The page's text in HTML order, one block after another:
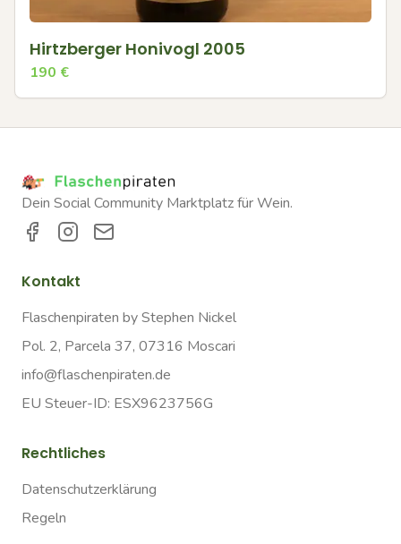
Hirtzberger Honivogl 2005
190 €
Dein Social Community Marktplatz für Wein.
Kontakt
Flaschenpiraten by Stephen Nickel
Pol. 2, Parcela 37, 07316 Moscari
info@flaschenpiraten.de
EU Steuer-ID: ESX9623756G
Rechtliches
Datenschutzerklärung
Regeln